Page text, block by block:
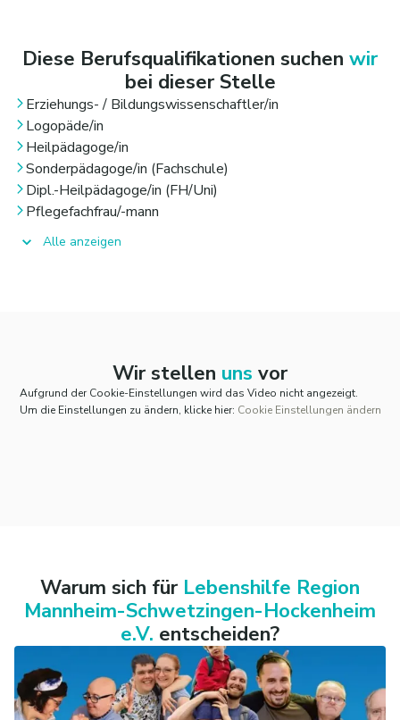
Diese Berufsqualifikationen suchen wir
bei dieser Stelle
Erziehungs- / Bildungswissenschaftler/in
Logopäde/in
Heilpädagoge/in
Sonderpädagoge/in (Fachschule)
Dipl.-Heilpädagoge/in (FH/Uni)
Pflegefachfrau/-mann
Alle anzeigen
Wir stellen uns vor
Aufgrund der Cookie-Einstellungen wird das Video nicht angezeigt.
Um die Einstellungen zu ändern, klicke hier: Cookie Einstellungen ändern
Warum sich für Lebenshilfe Region
Mannheim-Schwetzingen-Hockenheim
e.V. entscheiden?